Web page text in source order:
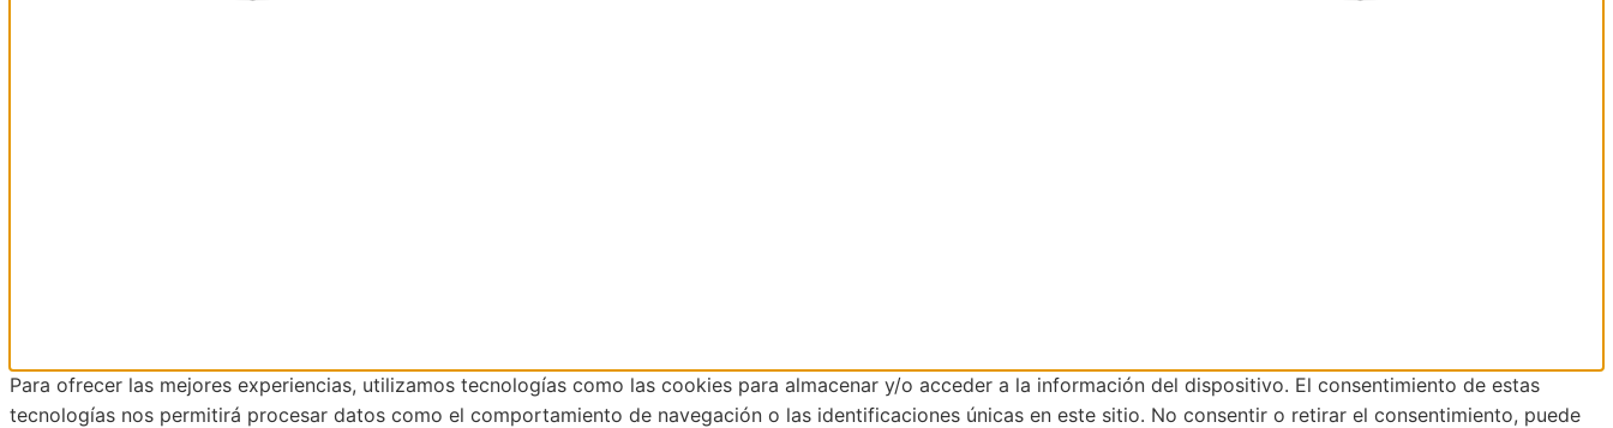
Para ofrecer las mejores experiencias, utilizamos tecnologías como las cookies para almacenar y/o acceder a la información del dispositivo. El consentimiento de estas
tecnologías nos permitirá procesar datos como el comportamiento de navegación o las identificaciones únicas en este sitio. No consentir o retirar el consentimiento, puede